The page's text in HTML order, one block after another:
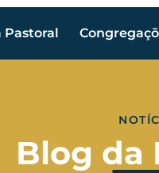
Pastoral
Blog da